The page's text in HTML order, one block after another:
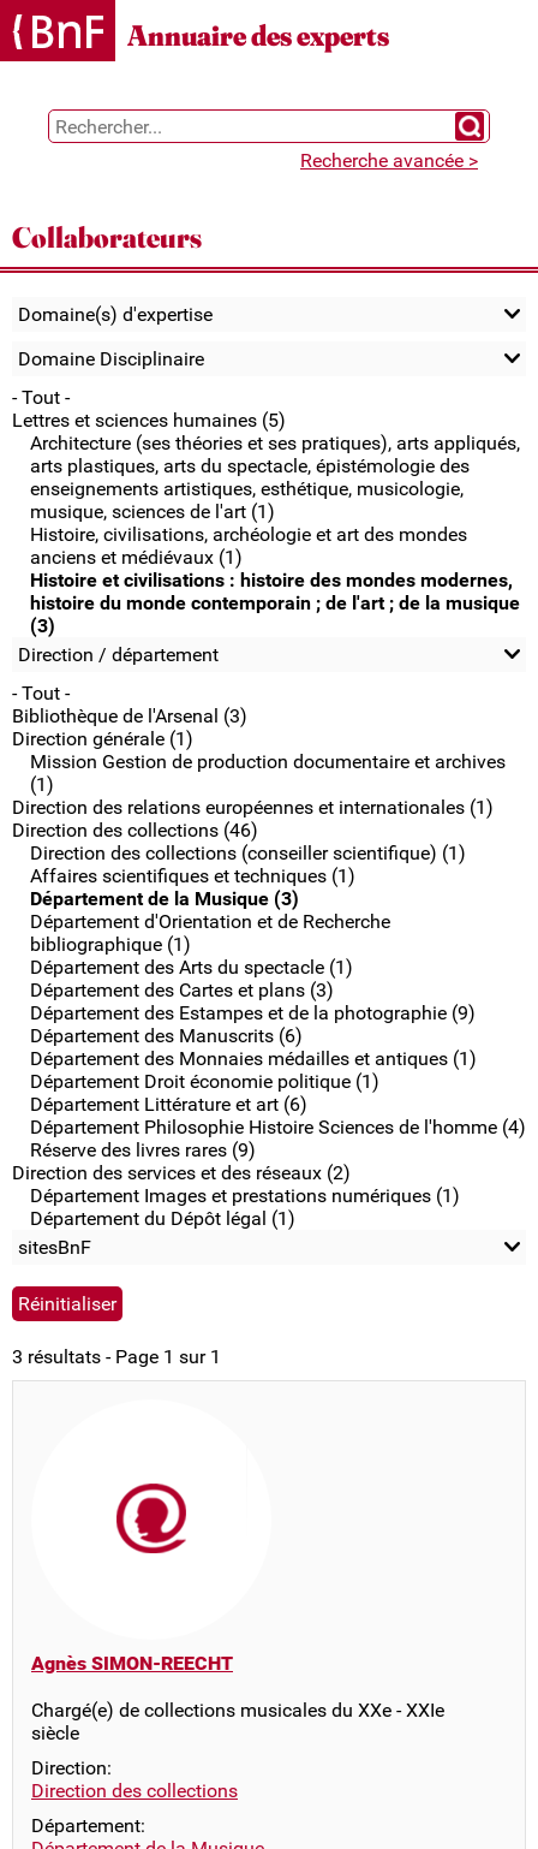
Gestion des cookies
Annuaire des experts
Chercher
Recherche avancée >
Collaborateurs
Domaine(s) d'expertise
Domaine Disciplinaire
- Tout -
Lettres et sciences humaines (5)
Architecture (ses théories et ses pratiques), arts appliqués,
arts plastiques, arts du spectacle, épistémologie des
enseignements artistiques, esthétique, musicologie,
musique, sciences de l'art (1)
Histoire, civilisations, archéologie et art des mondes
anciens et médiévaux (1)
Histoire et civilisations : histoire des mondes modernes,
histoire du monde contemporain ; de l'art ; de la musique
(3)
Direction / département
- Tout -
Bibliothèque de l'Arsenal (3)
Direction générale (1)
Mission Gestion de production documentaire et archives
(1)
Direction des relations européennes et internationales (1)
Direction des collections (46)
Direction des collections (conseiller scientifique) (1)
Affaires scientifiques et techniques (1)
Département de la Musique (3)
Département d'Orientation et de Recherche
bibliographique (1)
Département des Arts du spectacle (1)
Département des Cartes et plans (3)
Département des Estampes et de la photographie (9)
Département des Manuscrits (6)
Département des Monnaies médailles et antiques (1)
Département Droit économie politique (1)
Département Littérature et art (6)
Département Philosophie Histoire Sciences de l'homme (4)
Réserve des livres rares (9)
Direction des services et des réseaux (2)
Département Images et prestations numériques (1)
Département du Dépôt légal (1)
sitesBnF
3 résultats - Page 1 sur 1
Agnès SIMON-REECHT
Chargé(e) de collections musicales du XXe - XXIe
siècle
Direction:
Direction des collections
Département: